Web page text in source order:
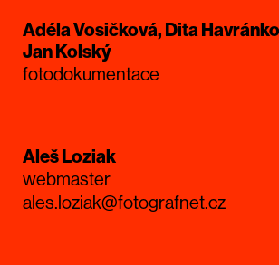
Adéla Vosičková, Dita
Jan Kolský
fotodokumentace
Aleš Loziak
webmaster
ales.loziak@fotografnet.cz